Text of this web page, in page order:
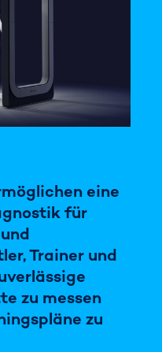
eine
für
Trainer und
zu messen
zu